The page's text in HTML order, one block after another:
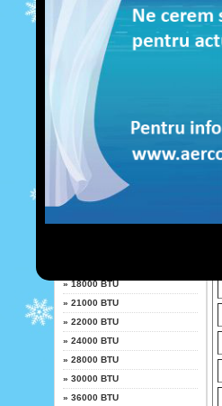
Whirlpool
Daikin
Sharp
»
7000 BTU
9000 BTU
»
»12000 BTU
»18000 BTU
» 21000 BTU
» 22000 BTU
» 24000 BTU
» 28000 BTU
» 30000 BTU
» 36000 BTU